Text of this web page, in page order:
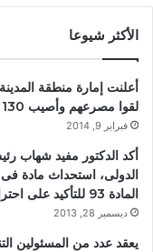
الأكثر شيوعا
لقوا مصرعهم وأصيب 130 آخرون باختناقات إثر
فبراير 9, 2014
أكد الدكتور مفيد شهاب
الدولى، استحداث مادة
المادة 93 للتأكيد على احترام مصر
ديسمبر 28, 2013
يعقد عدد من المسئولين